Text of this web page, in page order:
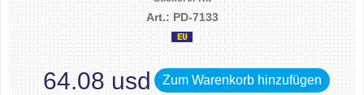
Art.: PD-7133
64.08 usd Zum Warenkorb hinzufügen